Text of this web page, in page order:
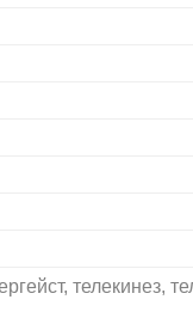
телекинез,